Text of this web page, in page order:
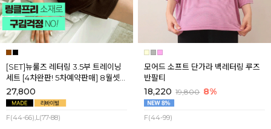
[SET]뉴룰즈 레터링 3.5부 트레이닝
세트 [4차완판! 5차예약판매] 8월셋
째주 순차배송
27,800
F(44-66),L(77-88)
모어드 소프트 단가라 백레터링 루즈
반팔티
18,220 19,800 8%
F(44-99)